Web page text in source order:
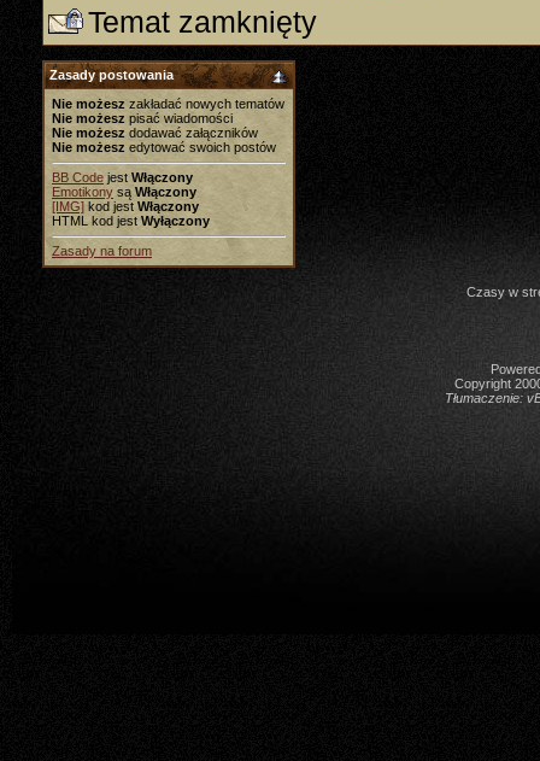
Temat zamknięty
Zasady postowania
Nie możesz zakładać nowych tematów
Nie możesz pisać wiadomości
Nie możesz dodawać załączników
Nie możesz edytować swoich postów
BB Code jest Włączony
Emotikony są Włączony
[IMG] kod jest Włączony
HTML kod jest Wyłączony
Zasady na forum
Czasy w
Copyright
Tłumaczenie: